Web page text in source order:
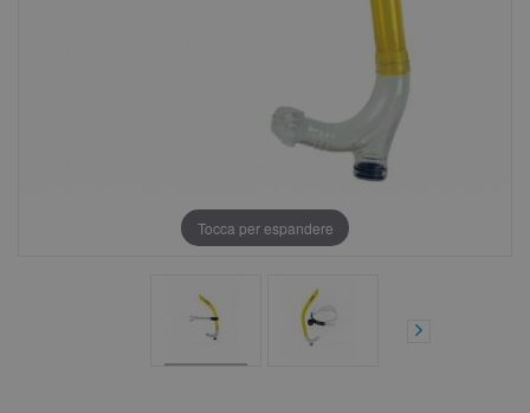
Tocca per espandere